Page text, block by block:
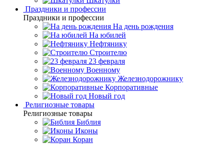
Праздники и профессии
Праздники и профессии
На день рождения
На юбилей
Нефтянику
Строителю
23 февраля
Военному
Железнодорожнику
Корпоративные
Новый год
Религиозные товары
Религиозные товары
Библия
Иконы
Коран